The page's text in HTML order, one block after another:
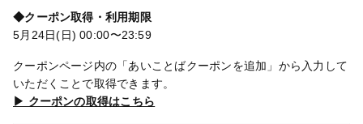
◆クーポン取得・利用期限
5月24日(日) 00:00〜23:59
クーポンページ内の「あいことばクーポンを追加」から入力して
いただくことで取得できます。
▶ クーポンの取得はこちら